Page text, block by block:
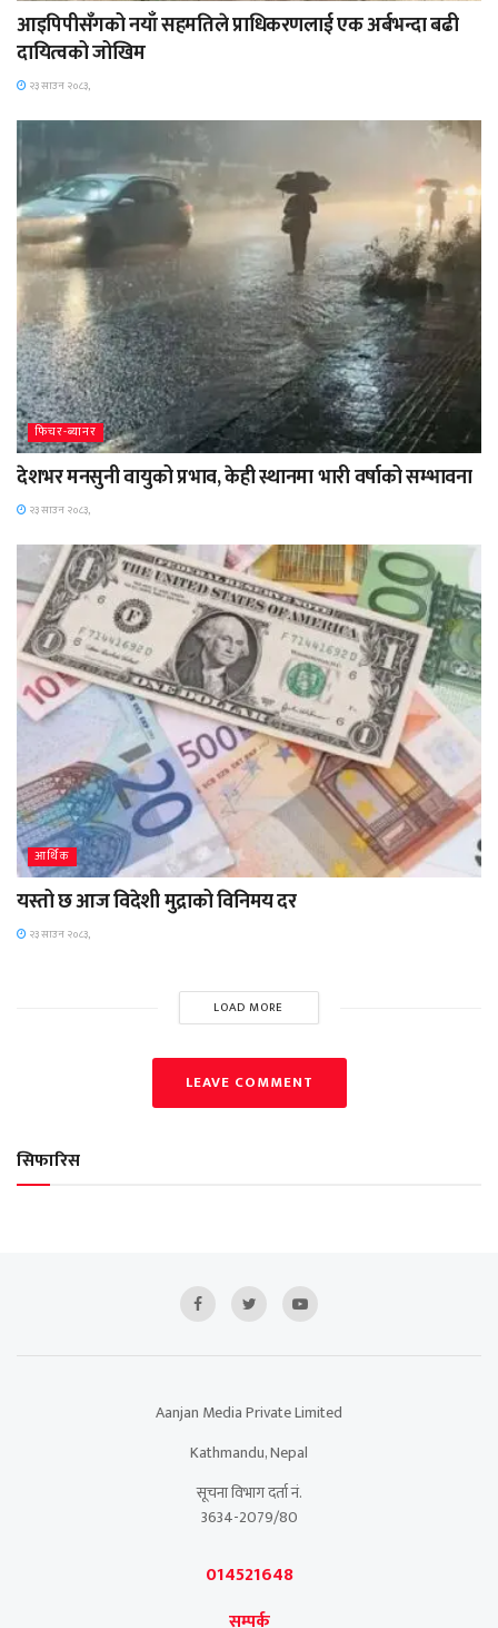
आइपिपीसँगको नयाँ सहमतिले प्राधिकरणलाई एक अर्बभन्दा बढी
दायित्वको जोखिम
२३ साउन २०८३,
फिचर-ब्यानर
देशभर मनसुनी वायुको प्रभाव, केही स्थानमा भारी वर्षाको सम्भावना
२३ साउन २०८३,
आर्थिक
यस्तो छ आज विदेशी मुद्राको विनिमय दर
२३ साउन २०८३,
LOAD MORE
LEAVE COMMENT
सिफारिस
Aanjan Media Private Limited
Kathmandu, Nepal
सूचना विभाग दर्ता नं.
3634-2079/80
014521648